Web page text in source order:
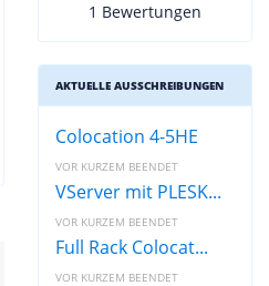
1 Bewertungen
AKTUELLE AUSSCHREIBUNGEN
Colocation 4-5HE
VOR KURZEM BEENDET
VServer mit PLESK...
VOR KURZEM BEENDET
Full Rack Colocat...
VOR KURZEM BEENDET